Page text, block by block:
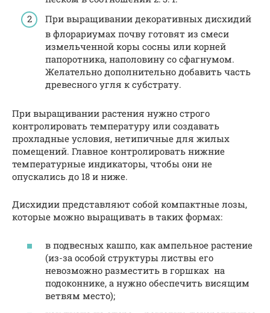
При выращивании декоративных дисхидий
в флорариумах почву готовят из смеси
измельченной коры сосны или корней
папоротника, наполовину со сфагнумом.
Желательно дополнительно добавить часть
древесного угля к субстрату.
При выращивании растения нужно строго
контролировать температуру или создавать
прохладные условия, нетипичные для жилых
помещений. Главное контролировать нижние
температурные индикаторы, чтобы они не
опускались до 18 и ниже.
Дисхидии представляют собой компактные лозы,
которые можно выращивать в таких формах:
в подвесных кашпо, как ампельное растение
(из-за особой структуры листвы его
невозможно разместить в горшках на
подоконнике, а нужно обеспечить висящим
ветвям место);